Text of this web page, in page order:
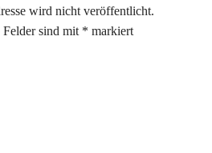
wird nicht veröffentlicht.
sind mit * markiert